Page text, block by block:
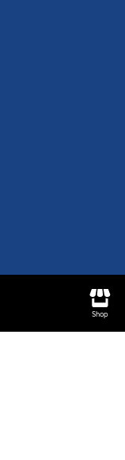
Shop